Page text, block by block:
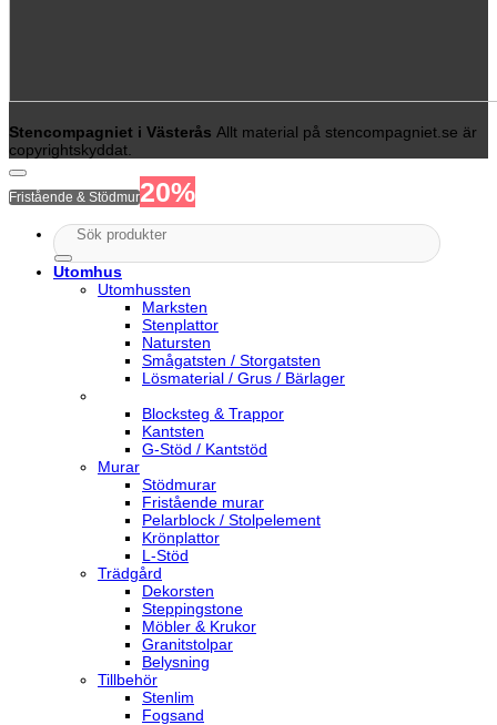
Stencompagniet i Västerås Allt material på stencompagniet.se är
copyrightskyddat.
Fristående & Stödmur20%
Sök
efter:
Utomhus
Utomhussten
Marksten
Stenplattor
Natursten
Smågatsten / Storgatsten
Lösmaterial / Grus / Bärlager
Blocksteg & Trappor
Kantsten
G-Stöd / Kantstöd
Murar
Stödmurar
Fristående murar
Pelarblock / Stolpelement
Krönplattor
L-Stöd
Trädgård
Dekorsten
Steppingstone
Möbler & Krukor
Granitstolpar
Belysning
Tillbehör
Stenlim
Fogsand